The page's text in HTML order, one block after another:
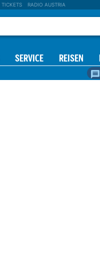
TICKETS RADIO AUSTRIA
SERVICE REISEN